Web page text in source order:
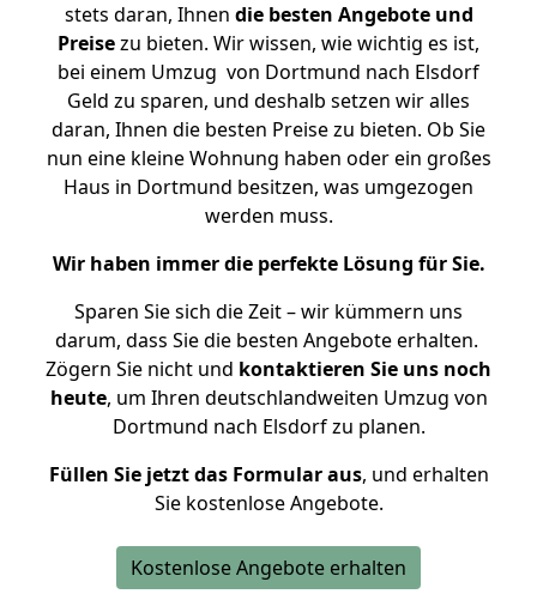
stets daran, Ihnen die besten Angebote und
Preisezu bieten. Wir wissen, wie wichtig es ist,
bei einem Umzug von Dortmund nach Elsdorf
Geld zu sparen, und deshalb setzen wir alles
daran, Ihnen die besten Preise zu bieten. Ob Sie
nun eine kleine Wohnung haben oder ein großes
Haus in Dortmund besitzen, was umgezogen
werden muss.
Wir haben immer die perfekte Lösung für Sie.
Sparen Sie sich die Zeit – wir kümmern uns
darum, dass Sie die besten Angebote erhalten.
Zögern Sie nicht und kontaktieren Sie uns noch
heute, um Ihren deutschlandweiten Umzug von
Dortmund nach Elsdorf zu planen.
Füllen Sie jetzt das Formular aus, und erhalten
Sie kostenlose Angebote.
Kostenlose Angebote erhalten